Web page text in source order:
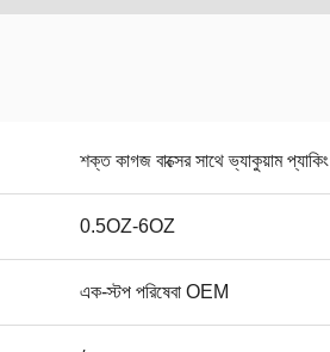
শক্ত কাগজ বাক্সের সাথে ভ্যাকুয়াম প্যাকিং
0.5OZ-6OZ
এক-স্টপ পরিষেবা OEM